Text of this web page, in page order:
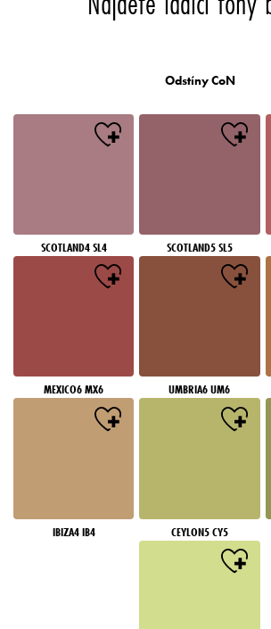
Odstíny CoN
SCOTLAND4 SL4 SCOTLAND5 SL5
MEXICO6 MX6 UMBRIA6 UM6
IBIZA4 IB4 CEYLON5 CY5